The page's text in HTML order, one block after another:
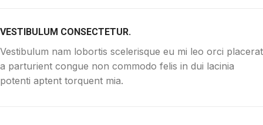
VESTIBULUM CONSECTETUR.
Vestibulum nam lobortis scelerisque eu mi leo orci placerat
a parturient congue non commodo felis in dui lacinia
potenti aptent torquent mia.